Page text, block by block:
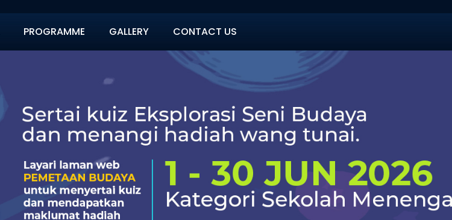
PROGRAMME GALLERY CONTACT US